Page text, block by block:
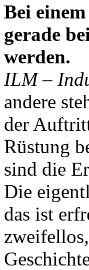
Bei
gerade
werden.
ILM –
andere
der
Rüstung
sind die
Die
das ist